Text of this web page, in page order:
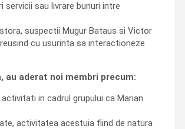
sau livrare bunuri intre
suspectii Mugur Bataus si Victor
cu usurinta sa interactioneze
aderat noi membri precum:
in cadrul grupului ca Marian
activitatea acestuia fiind de natura